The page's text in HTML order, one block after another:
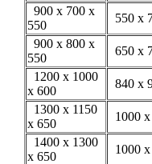
900 х 700 х
550
550 х
900 х 800 х
550
650 х
1200 х 1000
х 600
840 х
1300 х 1150
х 650
1000
1400 x 1300
x 650
1000